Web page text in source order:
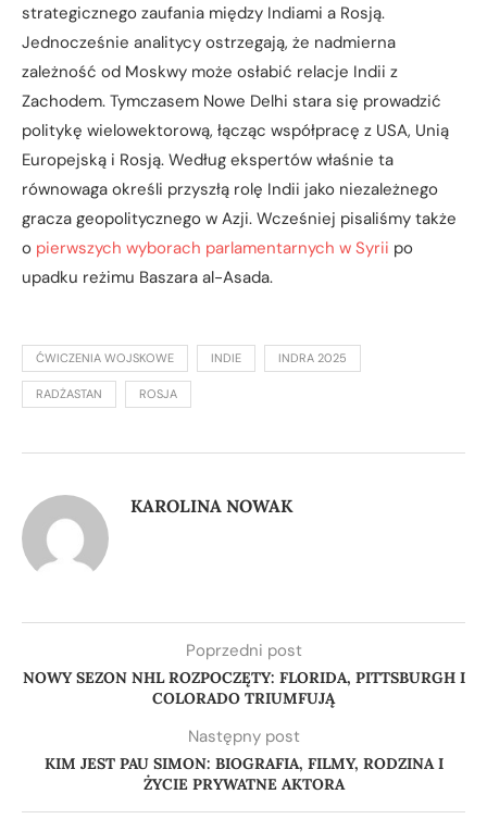
strategicznego zaufania między Indiami a Rosją.
Jednocześnie analitycy ostrzegają, że nadmierna
zależność od Moskwy może osłabić relacje Indii z
Zachodem. Tymczasem Nowe Delhi stara się prowadzić
politykę wielowektorową, łącząc współpracę z USA, Unią
Europejską i Rosją. Według ekspertów właśnie ta
równowaga określi przyszłą rolę Indii jako niezależnego
gracza geopolitycznego w Azji. Wcześniej pisaliśmy także
o pierwszych wyborach parlamentarnych w Syrii po
upadku reżimu Baszara al-Asada.
ĆWICZENIA WOJSKOWE INDIE INDRA 2025
RADŻASTAN ROSJA
KAROLINA NOWAK
Poprzedni post
NOWY SEZON NHL ROZPOCZĘTY: FLORIDA, PITTSBURGH I
COLORADO TRIUMFUJĄ
Następny post
KIM JEST PAU SIMON: BIOGRAFIA, FILMY, RODZINA I
ŻYCIE PRYWATNE AKTORA